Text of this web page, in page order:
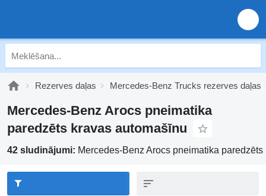
Rezerves daļas Mercedes-Benz Trucks rezerves daļas
Mercedes-Benz Arocs pneimatika
paredzēts kravas automašīnu
42 sludinājumi: Mercedes-Benz Arocs pneimatika